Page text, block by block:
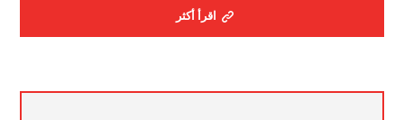
اقرأ أكثر